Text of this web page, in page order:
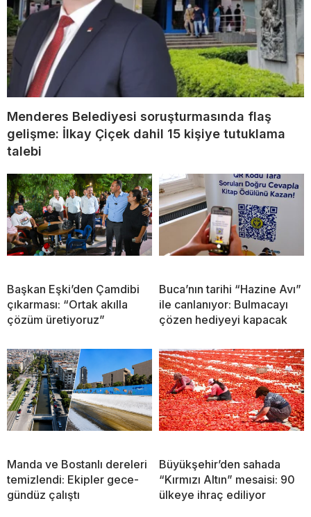
Menderes Belediyesi soruşturmasında flaş
gelişme: İlkay Çiçek dahil 15 kişiye tutuklama
talebi
Başkan Eşki’den Çamdibi
çıkarması: “Ortak akılla
çözüm üretiyoruz”
Buca’nın tarihi “Hazine Avı”
ile canlanıyor: Bulmacayı
çözen hediyeyi kapacak
Manda ve Bostanlı dereleri
temizlendi: Ekipler gece-
gündüz çalıştı
Büyükşehir’den sahada
“Kırmızı Altın” mesaisi: 90
ülkeye ihraç ediliyor